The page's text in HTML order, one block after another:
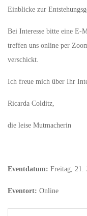
Einblicke zur
Bei Interesse bitte eine E-
treffen uns online per
verschickt.
Ich freue mich über Ihr
Ricarda Colditz,
die leise Mutmacherin
Eventdatum: Freitag, 21.
Eventort: Online